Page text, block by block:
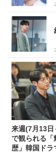
来週(7月13日
で観られる「
歴」韓国ドラ